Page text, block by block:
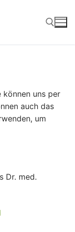
können uns per
auch das
um
Dr. med.